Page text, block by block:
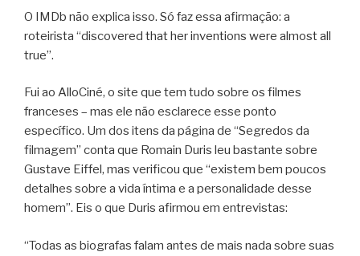
O IMDb não explica isso. Só faz essa afirmação: a
roteirista “discovered that her inventions were almost all
true”.
Fui ao AlloCiné, o site que tem tudo sobre os filmes
franceses – mas ele não esclarece esse ponto
específico. Um dos itens da página de “Segredos da
filmagem” conta que Romain Duris leu bastante sobre
Gustave Eiffel, mas verificou que “existem bem poucos
detalhes sobre a vida íntima e a personalidade desse
homem”. Eis o que Duris afirmou em entrevistas:
“Todas as biografas falam antes de mais nada sobre suas